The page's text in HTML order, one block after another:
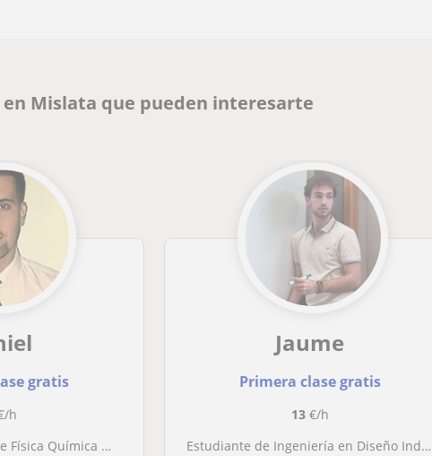
Mislata que pueden interesarte
gratis
h
Matematicas en Mislata
Jaume
Primera clase gratis
13€/h
Estudiante de Ingeniería en Diseño Industrial se ofrece para dar clases de Física para alumnos/as de ESO y Bachillerato